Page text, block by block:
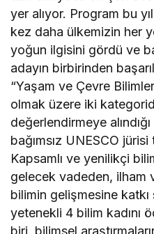
yer alıyor. Program bu
kez daha ülkemizin her
yoğun ilgisini gördü ve
adayın birbirinden
“Yaşam ve Çevre
olmak üzere iki
değerlendirmeye
bağımsız UNESCO
Kapsamlı ve yenilikçi
gelecek vadeden, ilham
bilimin gelişmesine
yetenekli 4 bilim kadını
biri, bilimsel